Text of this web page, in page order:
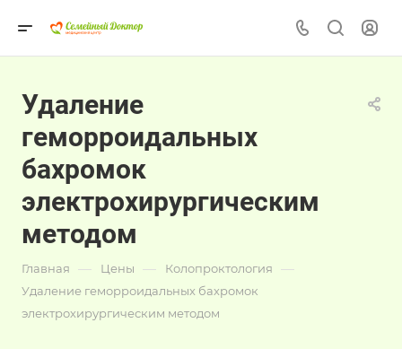
Удаление
геморроидальных
бахромок
электрохирургическим
методом
Главная — Цены — Колопроктология —
Удаление геморроидальных бахромок
электрохирургическим методом